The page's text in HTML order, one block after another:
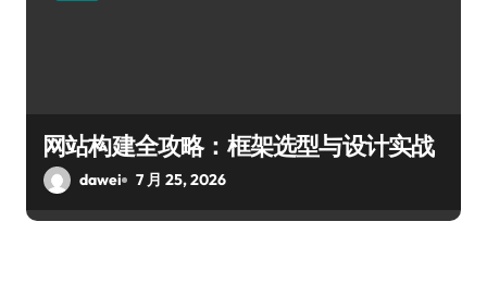
网站构建全攻略：框架选型与设计实战
dawei 7 月 25, 2026